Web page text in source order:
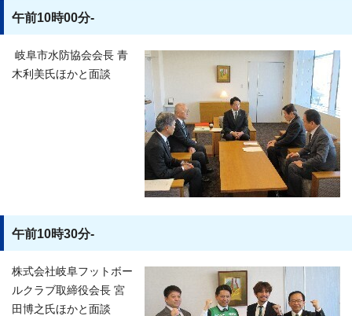
午前10時00分-
岐阜市水防協会会長 青
木利美氏ほかと面談
午前10時30分-
株式会社岐阜フットボー
ルクラブ取締役会長 宮
田博之氏ほかと面談